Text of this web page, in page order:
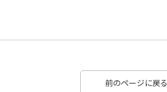
前のページに戻る